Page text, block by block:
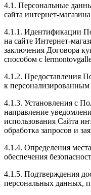
4.1. Персональные
сайта интернет-магазина
4.1.1. Идентификации
на сайте Интернет-
заключения Договора
способом с
4.1.2. Предоставления
к персонализированным
4.1.3. Установления с
направление
использования Сайта
обработка запросов и
4.1.4. Определения
обеспечения
4.1.5. Подтверждения
персональных данных,